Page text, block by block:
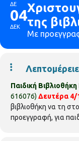
ΔΕ
04
ΔΕΚ
της
Με
Παιδική
616076) Δευτέρα 4/
βιβλιοθήκη να τη
προεγγραφή, για